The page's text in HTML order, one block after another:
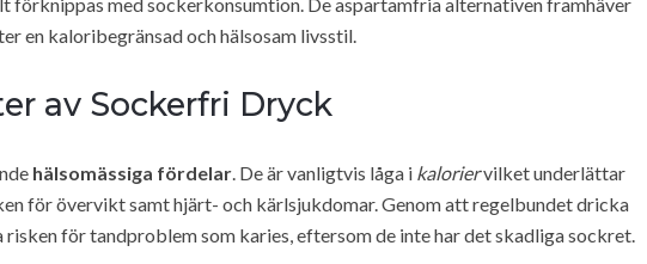
en kaloribegränsad och hälsosam livsstil.
av Sockerfri Dryck
hälsomässiga fördelar. De är vanligtvis låga i kaloriervilket underlättar
för övervikt samt hjärt- och kärlsjukdomar. Genom att regelbundet dricka
för tandproblem som karies, eftersom de inte har det skadliga sockret.